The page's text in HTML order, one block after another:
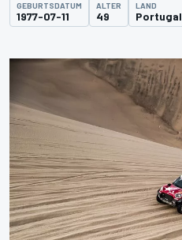
GEBURTSDATUM
1977-07-11
ALTER
49
LAND
Portugal